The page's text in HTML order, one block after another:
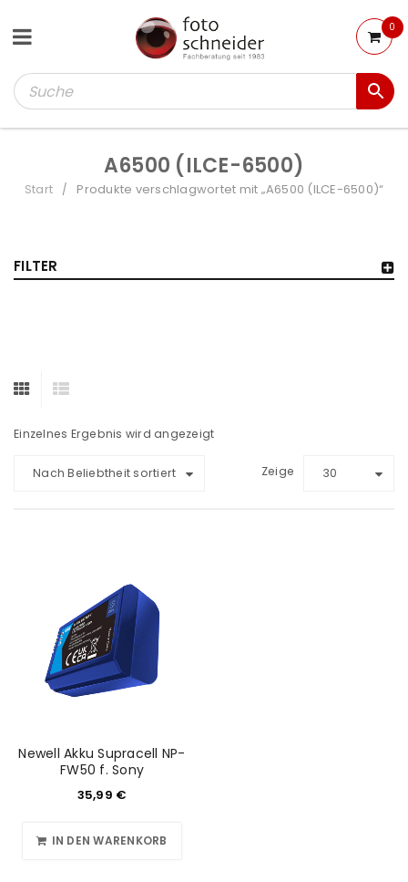
0
A6500 (ILCE-6500)
Start / Produkte verschlagwortet mit „A6500 (ILCE-6500)“
FILTER
Einzelnes Ergebnis wird angezeigt
Nach Beliebtheit sortiert Zeige 30
Newell Akku Supracell NP-
FW50 f. Sony
35,99 €
IN DEN WARENKORB